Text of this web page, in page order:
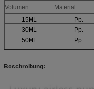
Volumen Material
15ML
Pp.
30ML
Pp.
50ML
Pp.
Beschreibung: